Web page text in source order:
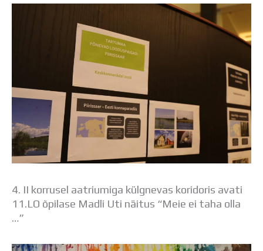
4. II korrusel aatriumiga külgnevas koridoris avati
11.LO õpilase Madli Uti näitus “Meie ei taha olla
…”